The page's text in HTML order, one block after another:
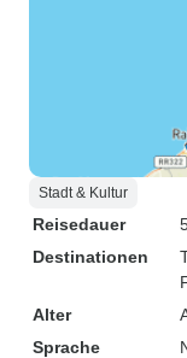
Stadt & Kultur
Reisedauer
Destinationen
Alter
Sprache